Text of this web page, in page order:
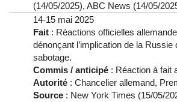
(14/05/2025), ABC News (14/05/
14-15 mai 2025
Fait : Réactions officielles
dénonçant l’implication de la
sabotage.
Commis / anticipé : Réaction à fait
Autorité : Chancelier allemand,
Source : New York Times (15/05/